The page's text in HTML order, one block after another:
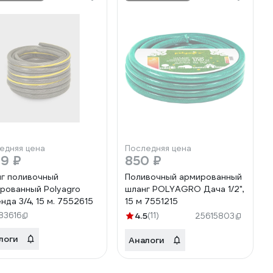
цена
₽
поливочный
Polyagro
3/4, 15 м. 7552615
Последняя цена
850 ₽
Поливочный армированный
шланг POLYAGRO Дача 1/2",
15 м 7551215
4.5(11) 25615803
Аналоги